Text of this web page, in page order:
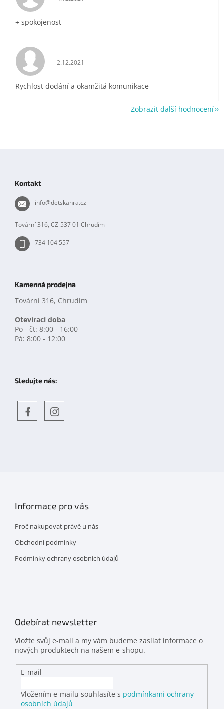
+ spokojenost
Hodnocení obchodu je 5 z 5 hvězdiček.
2.12.2021
Rychlost dodání a okamžitá komunikace
Zobrazit další hodnocení
Kontakt
info@detskahra.cz
Tovární 316, CZ-537 01 Chrudim
734 104 557
Kamenná prodejna
Tovární 316, Chrudim
Otevírací doba
Po - čt: 8:00 - 16:00
Pá: 8:00 - 12:00
Sledujte nás:
Informace pro vás
Proč nakupovat právě u nás
Obchodní podmínky
Podmínky ochrany osobních údajů
Odebírat newsletter
Vložte svůj e-mail a my vám budeme zasílat informace o
nových produktech na našem e-shopu.
E-mail
Vložením e-mailu souhlasíte s podmínkami ochrany
osobních údajů